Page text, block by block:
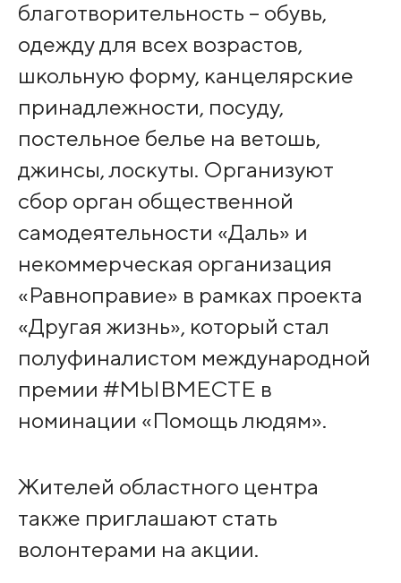
благотворительность – обувь,
одежду для всех возрастов,
школьную форму, канцелярские
принадлежности, посуду,
постельное белье на ветошь,
джинсы, лоскуты. Организуют
сбор орган общественной
самодеятельности «Даль» и
некоммерческая организация
«Равноправие» в рамках проекта
«Другая жизнь», который стал
полуфиналистом международной
премии #МЫВМЕСТЕ в
номинации «Помощь людям».
Жителей областного центра
также приглашают стать
волонтерами на акции.